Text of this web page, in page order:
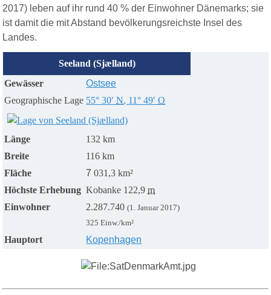
2017) leben auf ihr rund 40 % der Einwohner Dänemarks; sie
ist damit die mit Abstand bevölkerungsreichste Insel des
Landes.
Seeland (Sjælland)
Gewässer
Ostsee
Geographische Lage 55° 30′N, 11° 49′O
Länge
132 km
Breite
116 km
Fläche
7 031,3 km²
Höchste Erhebung Kobanke 122,9m
Einwohner
2.287.740(1. Januar 2017)
325 Einw./km²
Hauptort Kopenhagen